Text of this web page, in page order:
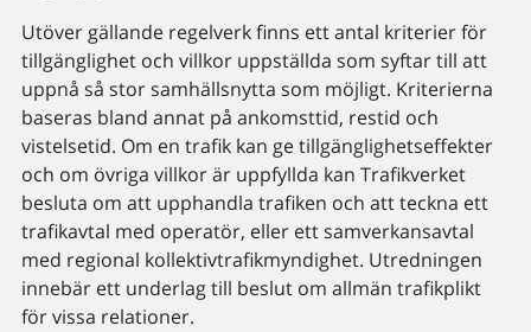
Utöver gällande regelverk finns ett antal kriterier för
tillgänglighet och villkor uppställda som syftar till att
uppnå så stor samhällsnytta som möjligt. Kriterierna
baseras bland annat på ankomsttid, restid och
vistelsetid. Om en trafik kan ge tillgänglighetseffekter
och om övriga villkor är uppfyllda kan Trafikverket
besluta om att upphandla trafiken och att teckna ett
trafikavtal med operatör, eller ett samverkansavtal
med regional kollektivtrafikmyndighet. Utredningen
innebär ett underlag till beslut om allmän trafikplikt
för vissa relationer.